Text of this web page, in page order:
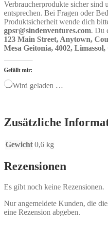
Verbraucherprodukte sicher sind
entsprechen. Bei Fragen oder
Produktsicherheit wende dich
gpsr@sindenventures.com. Du
123 Main Street, Anytown,
Mesa Geitonia, 4002,
Gefällt mir:
Wird geladen …
Zusätzliche
Gewicht 0,6 kg
Rezensionen
Es gibt noch keine Rezensionen.
Nur angemeldete Kunden, die
eine Rezension abgeben.